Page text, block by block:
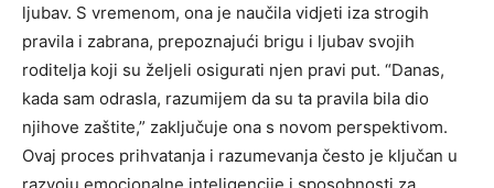
ljubav. S vremenom, ona je naučila vidjeti iza strogih
pravila i zabrana, prepoznajući brigu i ljubav svojih
roditelja koji su željeli osigurati njen pravi put. “Danas,
kada sam odrasla, razumijem da su ta pravila bila dio
njihove zaštite,” zaključuje ona s novom perspektivom.
Ovaj proces prihvatanja i razumevanja često je ključan u